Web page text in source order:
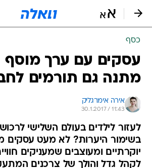
כסף
עסקים עם ערך מוסף 
מתנה גם תורמים
אירה אימרגליק
30.1.2017 / 11:43
לעזור לילדים בעולם השלישי
בשימור היערות? לא מעט עסקים
יוקרתיים ומעוצבים שמעניקים
לקהל גדל והולך של צרכנים